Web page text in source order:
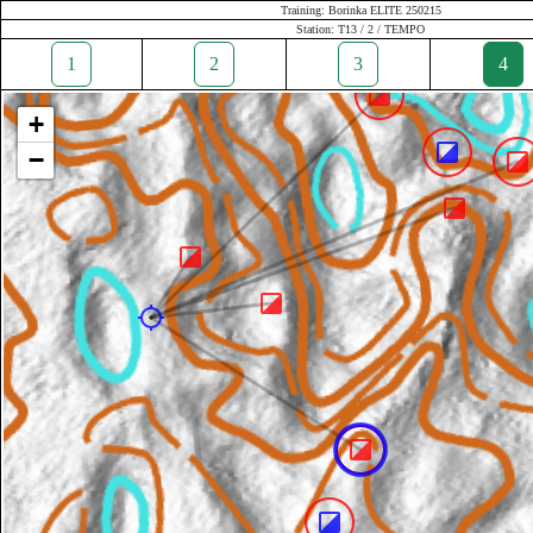
Training: Borinka ELITE 250215
Station: T13 / 2 / TEMPO
1 2 3 4
+
−